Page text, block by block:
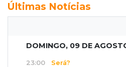
Últimas Notícias
DOMINGO, 09 DE
23:00 Será?